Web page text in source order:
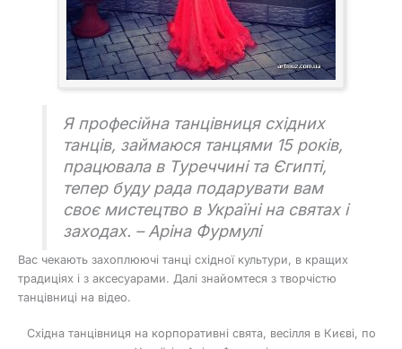
Я професійна танцівниця східних
танців, займаюся танцями 15 років,
працювала в Туреччині та Єгипті,
тепер буду рада подарувати вам
своє мистецтво в Україні на святах і
заходах. – Аріна Фурмулі
Вас чекають захоплюючі танці східної культури, в кращих
традиціях і з аксесуарами. Далі знайомтеся з творчістю
танцівниці на відео.
Східна танцівниця на корпоративні свята, весілля в Києві, по